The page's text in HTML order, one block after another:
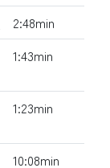
2:48min
1:43min
1:23min
10:08min